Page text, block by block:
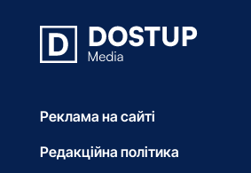
Реклама на сайті
Редакційна політика